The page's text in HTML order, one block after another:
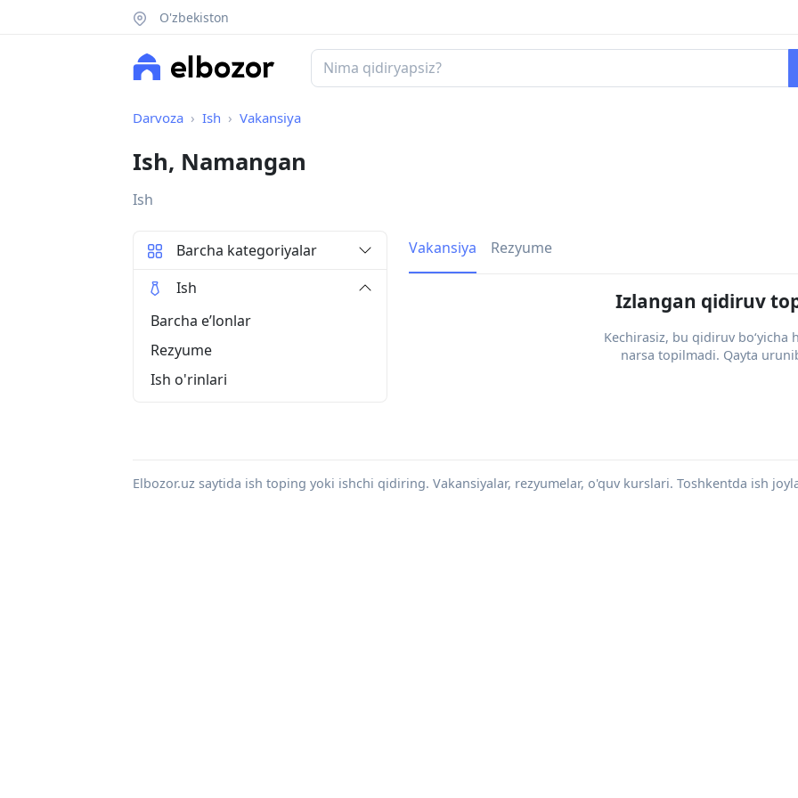
O'zbekiston
Darvoza Ish Vakansiya
Ish, Namangan
Ish
Vakansiya Rezyume
Izlangan qidiruv
Kechirasiz, bu qidiruv bo‘yicha
narsa topilmadi. Qayta
Barcha kategoriyalar
Ish
Barcha eʼlonlar
Rezyume
Ish o'rinlari
Elbozor.uz saytida ish toping yoki ishchi qidiring. Vakansiyalar, rezyumelar, o'quv kurslari. Toshkentda ish